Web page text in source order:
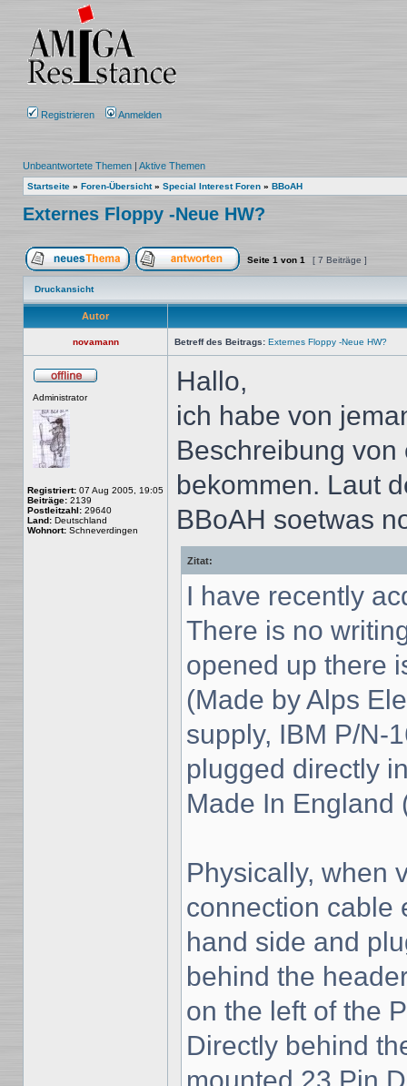
Registrieren Anmelden
Unbeantwortete Themen | Aktive Themen
Startseite » Foren-Übersicht» Special Interest Foren » BBoAH
Externes Floppy -Neue HW?
Ein neues Thema erstellenAuf das Thema antworten
Seite 1 von 1 [ 7 Beiträge ]
Druckansicht
Autor
novamann Betreff des Beitrags: Externes Floppy -Neue HW?
Administrator
Registriert: 07 Aug 2005, 19:05
Beiträge: 2139
Postleitzahl: 29640
Land: Deutschland
Wohnort: Schneverdingen
Hallo,
ich habe von
Beschreibung
bekommen. Laut
BBoAH soetwas
Zitat:
I have recently
There is no
opened up there
(Made by Alps
supply, IBM P/N-
plugged directly
Made In England
Physically, when
connection cable
hand side and
behind the
on the left of the
Directly behind